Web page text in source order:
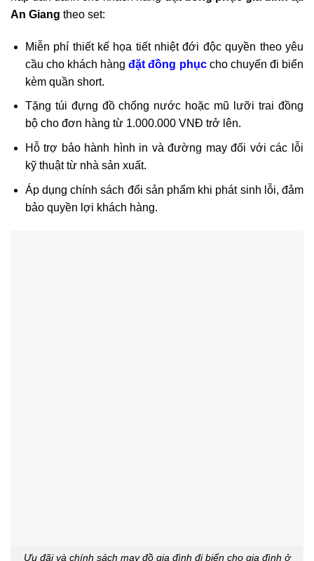
An Giang theo set:
Miễn phí thiết kế họa tiết nhiệt đới độc quyền theo yêu
cầu cho khách hàng đặt đồng phụccho chuyến đi biển
kèm quần short.
Tặng túi đựng đồ chống nước hoặc mũ lưỡi trai đồng
bộ cho đơn hàng từ 1.000.000 VNĐ trở lên.
Hỗ trợ bảo hành hình in và đường may đối với các lỗi
kỹ thuật từ nhà sản xuất.
Áp dụng chính sách đổi sản phẩm khi phát sinh lỗi, đảm
bảo quyền lợi khách hàng.
Ưu đãi và chính sách may đồ gia đình đi biển cho gia đình ở